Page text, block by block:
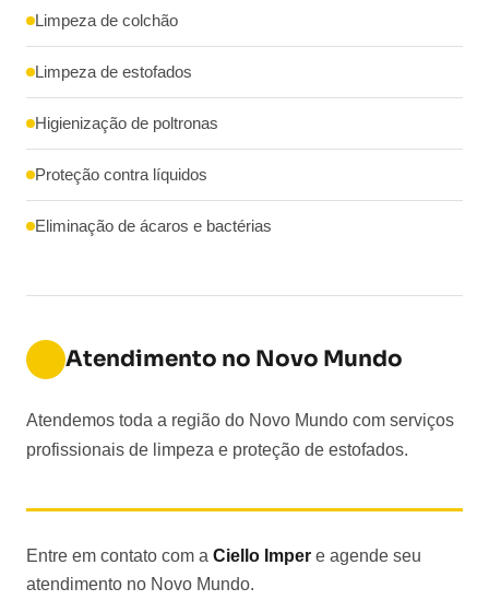
Limpeza de colchão
Limpeza de estofados
Higienização de poltronas
Proteção contra líquidos
Eliminação de ácaros e bactérias
Atendimento no Novo Mundo
Atendemos toda a região do Novo Mundo com serviços
profissionais de limpeza e proteção de estofados.
Entre em contato com a Ciello Imper e agende seu
atendimento no Novo Mundo.